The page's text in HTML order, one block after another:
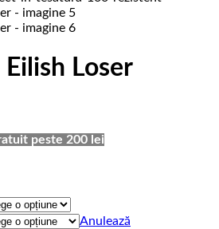
Eilish Loser
peste 200 lei
Anulează